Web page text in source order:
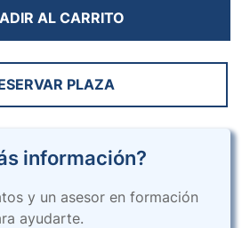
AL CARRITO
PLAZA
información?
y un asesor en formación
ayudarte.